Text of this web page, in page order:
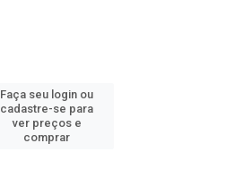
Faça seu login ou
cadastre-se para
ver preços e
comprar